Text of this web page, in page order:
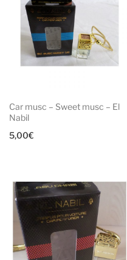
Car musc – Sweet musc – El
Nabil
5,00€